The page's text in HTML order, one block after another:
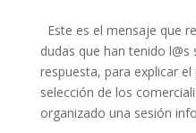
Este es el mensaje que
dudas que han tenido l@s
respuesta, para explicar
selección de los
organizado una sesión